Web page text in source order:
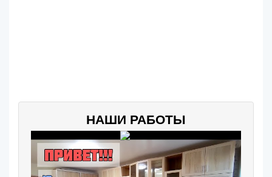
НАШИ РАБОТЫ